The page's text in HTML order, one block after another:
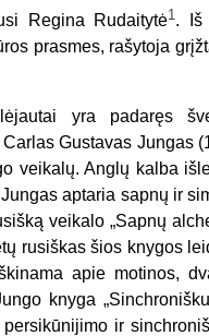
Regina Rudaitytė1. Iš
prasmes, rašytoja
yra padaręs
Gustavas Jungas
veikalų. Anglų kalba
aptaria sapnų ir
veikalo „Sapnų
rusiškas šios knygos
apie motinos,
knyga
ir